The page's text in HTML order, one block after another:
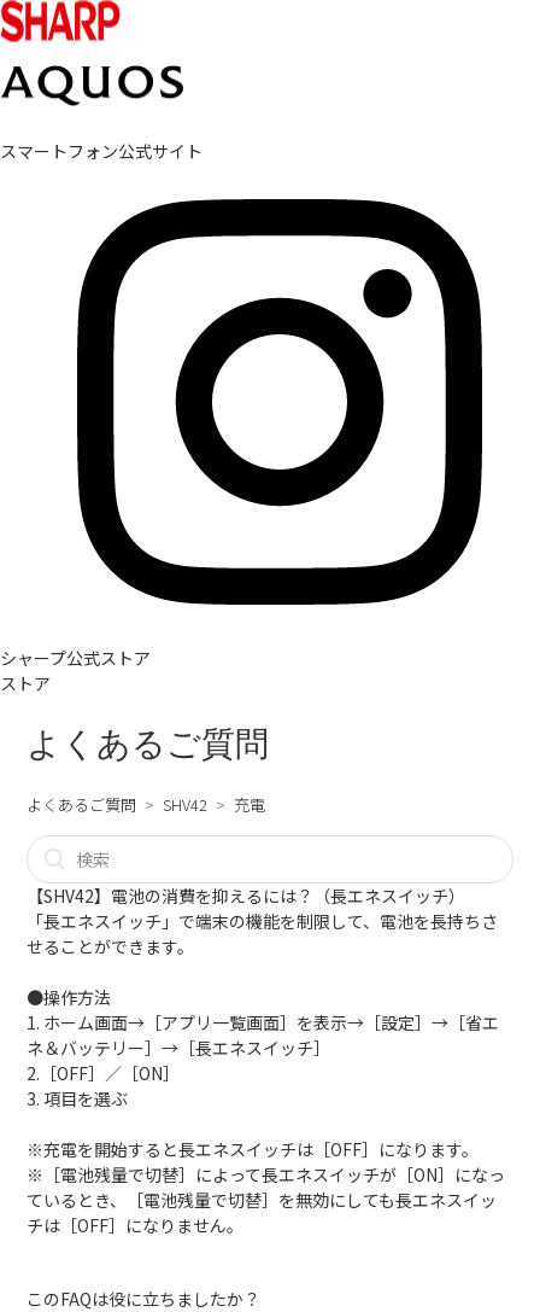
スマートフォン公式サイト
シャープ公式ストア
ストア
よくあるご質問
よくあるご質問 SHV42 充電
【SHV42】電池の消費を抑えるには？（長エネスイッチ）
「長エネスイッチ」で端末の機能を制限して、電池を長持ちさ
せることができます。
●操作方法
1. ホーム画面→［アプリ一覧画面］を表示→［設定］→［省エ
ネ＆バッテリー］→［長エネスイッチ］
2.［OFF］／［ON］
3. 項目を選ぶ
※充電を開始すると長エネスイッチは［OFF］になります。
※［電池残量で切替］によって長エネスイッチが［ON］になっ
ているとき、［電池残量で切替］を無効にしても長エネスイッ
チは［OFF］になりません。
このFAQは役に立ちましたか？